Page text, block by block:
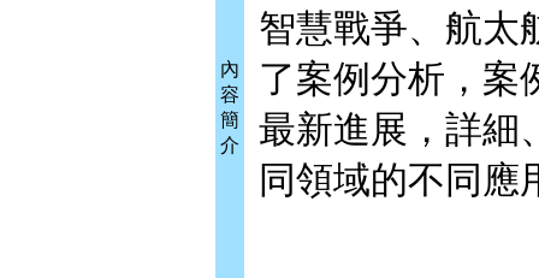
內
容
簡
介
智慧戰爭、航太
了案例分析，案
最新進展，詳細
同領域的不同應